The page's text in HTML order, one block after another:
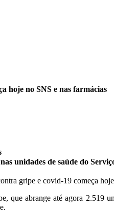
hoje no SNS e nas farmácias
unidades de saúde do
abrange até agora 2.519